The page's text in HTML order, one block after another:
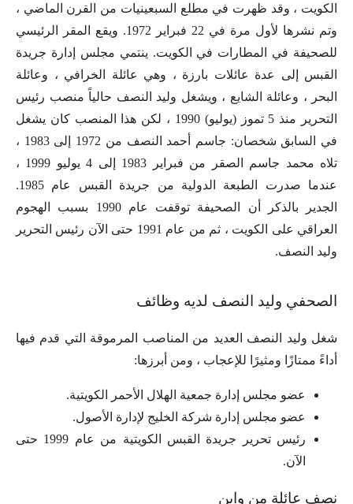
الكويت ، وقد ظهرت في مطلع السبعينيات من القرن الماضي ،
وتم نشرها لأول مرة في 22 فبراير 1972. ويقع المقر الرئيسي
للصحيفة في المطارات في الكويت. ينتمي مجلس إدارة جريدة
القبس إلى عدة عائلات بارزة ، وهي عائلة الخرافي ، وعائلة
البحر ، وعائلة الشايع ، ويشغل وليد النصف حالياً منصب رئيس
التحرير منذ 5 تموز (يوليو) 1990 ، لكن هذا المنصب كان يشغل
في السابق شخصان: جاسم أحمد النصف من 1972 إلى 1983 ،
تلاه محمد جاسم الصقر من فبراير 1983 إلى 4 يوليو 1999 ،
عندما صدرت الطبعة الدولية من جريدة القبس عام 1985.
الجدير بالذكر أن الصحيفة توقفت عام 1990 بسبب الهجوم
العراقي على الكويت ، ثم من عام 1991 حتى الآن رئيس التحرير
وليد النصف.
الصحفي وليد النصف لديه وظائف
شغل وليد النصف العديد من المناصب المرموقة التي قدم فيها
أداءً ممتازًا ومثيرًا للإعجاب ، ومن أبرزها:
عضو مجلس إدارة جمعية الهلال الأحمر الكويتية.
عضو مجلس إدارة شركة الخليج لإدارة الأصول.
رئيس تحرير جريدة القبس الكويتية من عام 1999 حتى
الآن.
نصف عائلة من واين